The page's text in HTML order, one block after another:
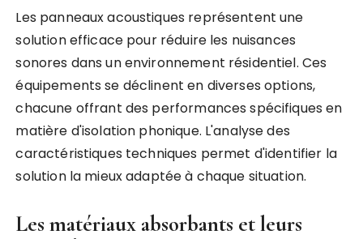
Les panneaux acoustiques représentent une
solution efficace pour réduire les nuisances
sonores dans un environnement résidentiel. Ces
équipements se déclinent en diverses options,
chacune offrant des performances spécifiques en
matière d'isolation phonique. L'analyse des
caractéristiques techniques permet d'identifier la
solution la mieux adaptée à chaque situation.
Les matériaux absorbants et leurs